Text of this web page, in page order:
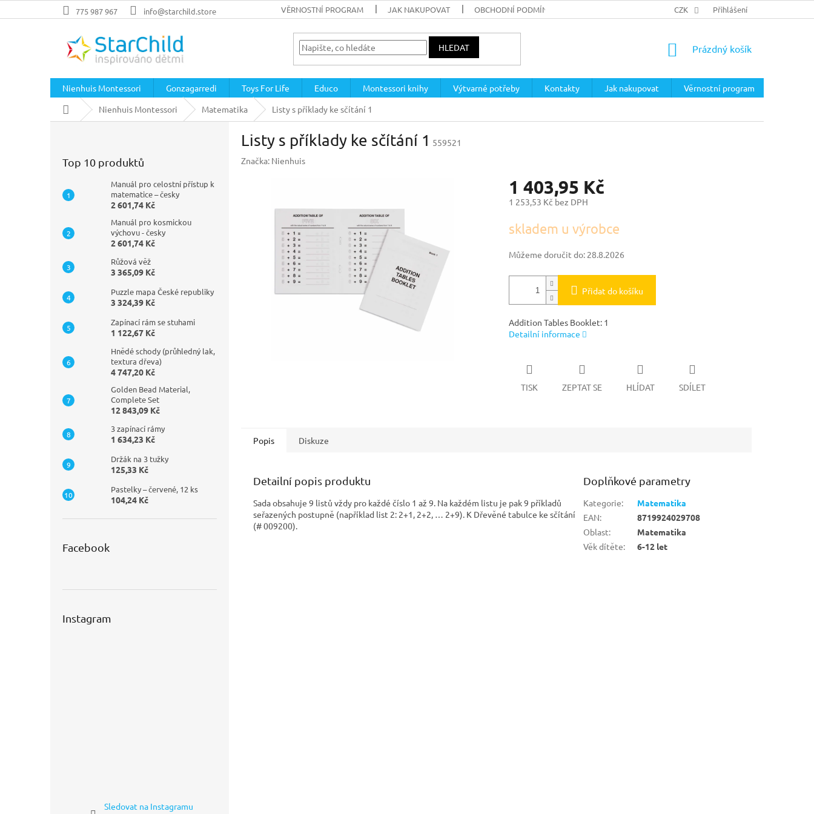
na
775 987 967 info@starchild.store VĚRNOSTNÍ PROGRAM JAK NAKUPOVAT OBCHODNÍ PODMÍNKY PODMÍNKY OCHRANY OSOBNÍCH ÚDAJŮ
CZK Přihlášení
HLEDAT
NÁKUPNÍ
Prázdný košík
Nienhuis Montessori Gonzagarredi Toys For Life Educo Montessori knihy Výtvarné potřeby Kontakty Jak nakupovat
Věrnostní program
Domů
Nienhuis Montessori Matematika Listy s příklady ke sčítání 1
Top 10 produktů
Manuál pro celostní přístup k
matematice – česky
2 601,74 Kč
Manuál pro kosmickou
výchovu - česky
2 601,74 Kč
Růžová věž
3 365,09 Kč
Puzzle mapa České republiky
3 324,39 Kč
Zapínací rám se stuhami
1 122,67 Kč
Hnědé schody (průhledný lak,
textura dřeva)
4 747,20 Kč
Golden Bead Material,
Complete Set
12 843,09 Kč
3 zapínací rámy
1 634,23 Kč
Držák na 3 tužky
125,33 Kč
Pastelky – červené, 12 ks
104,24 Kč
Facebook
Instagram
Sledovat na Instagramu
Listy s příklady ke sčítání 1 559521
Značka: Nienhuis
1 403,95 Kč
1 253,53 Kč bez DPH
cena:
skladem u výrobce
Můžeme doručit do: 28.8.2026
Přidat do košíku
Addition Tables Booklet: 1
Detailní informace
TISK ZEPTAT SE HLÍDAT SDÍLET
Popis Diskuze
Detailní popis produktu
Sada obsahuje 9 listů vždy pro každé číslo 1 až 9. Na každém listu je pak 9 příkladů
seřazených postupně (například list 2: 2+1, 2+2, … 2+9). K Dřevěné tabulce ke sčítání
(# 009200).
Doplňkové parametry
Kategorie:
Matematika
EAN:
8719924029708
Oblast:
Matematika
Věk dítěte: 6-12 let